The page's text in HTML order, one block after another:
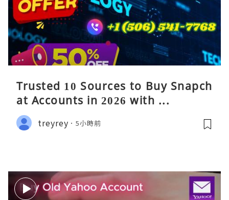
Trusted 10 Sources to Buy Snapch
at Accounts in 2026 with ...
treyrey 5小時前